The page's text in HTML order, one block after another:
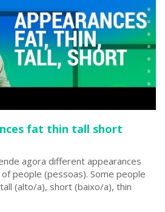
fat thin tall short
agora different appearances
people (pessoas). Some people
(alto/a), short (baixo/a), thin